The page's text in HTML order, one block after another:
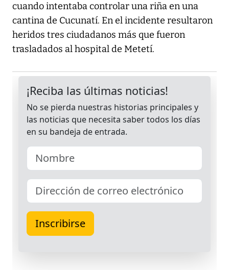
cuando intentaba controlar una riña en una
cantina de Cucunatí. En el incidente resultaron
heridos tres ciudadanos más que fueron
trasladados al hospital de Metetí.